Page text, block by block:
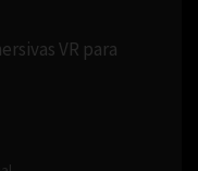
VR para